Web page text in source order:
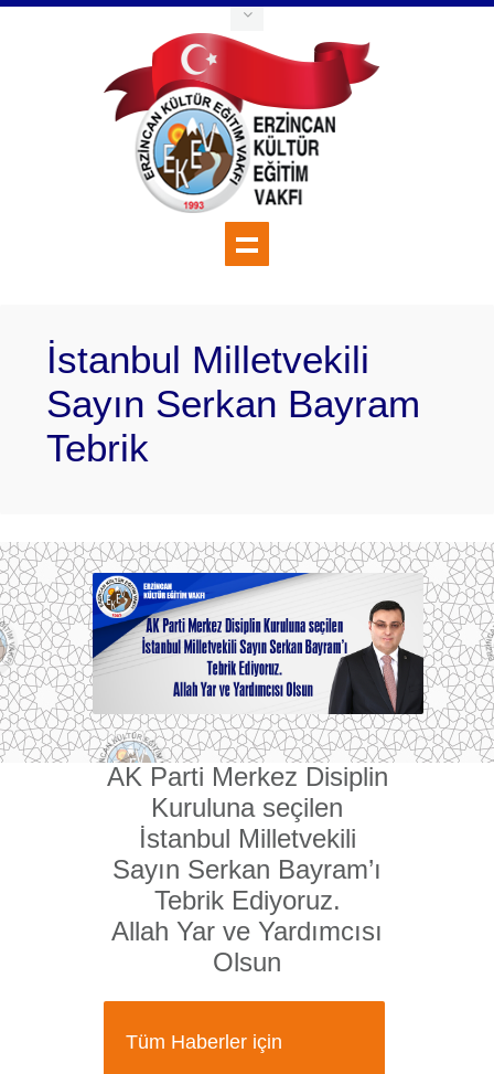
İstanbul Milletvekili
Sayın Serkan Bayram
Tebrik
AK Parti Merkez Disiplin
Kuruluna seçilen
İstanbul Milletvekili
Sayın Serkan Bayram’ı
Tebrik Ediyoruz.
Allah Yar ve Yardımcısı
Olsun
Tüm Haberler için